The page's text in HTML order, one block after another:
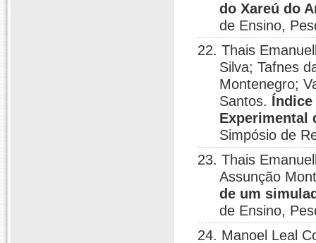
do Xareú do
de Ensino,
22. Thais
Silva; Tafnes
Montenegro;
Santos. Índice
Experimental
Simpósio de
23. Thais
Assunção
de um
de Ensino,
24. Manoel Leal